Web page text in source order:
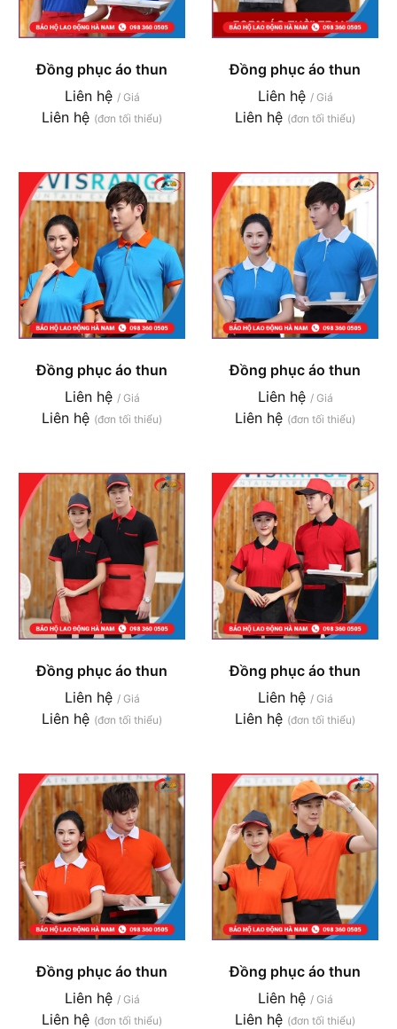
Đồng phục áo thun
Liên hệ / Giá
Liên hệ (đơn tối thiểu)
Đồng phục áo thun
Liên hệ / Giá
Liên hệ (đơn tối thiểu)
Đồng phục áo thun
Liên hệ / Giá
Liên hệ (đơn tối thiểu)
Đồng phục áo thun
Liên hệ / Giá
Liên hệ (đơn tối thiểu)
Đồng phục áo thun
Liên hệ / Giá
Liên hệ (đơn tối thiểu)
Đồng phục áo thun
Liên hệ / Giá
Liên hệ (đơn tối thiểu)
Đồng phục áo thun
Liên hệ / Giá
Liên hệ (đơn tối thiểu)
Đồng phục áo thun
Liên hệ / Giá
Liên hệ (đơn tối thiểu)